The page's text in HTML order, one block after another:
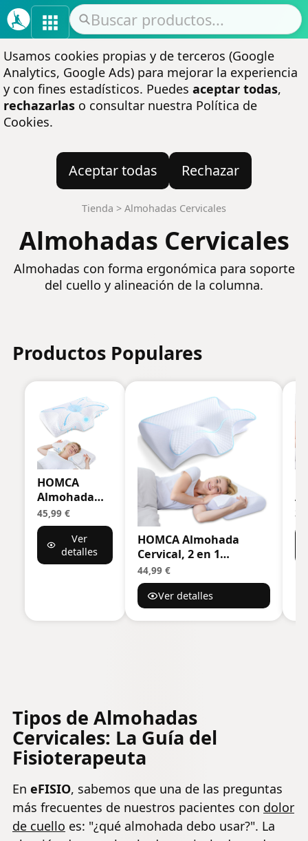
Usamos cookies propias y de terceros (Google
Analytics, Google Ads) para mejorar la experiencia
y con fines estadísticos. Puedes aceptar todas,
rechazarlaso consultar nuestra Política de
Cookies.
Aceptar todas Rechazar
Tienda > Almohadas Cervicales
Almohadas Cervicales
Almohadas con forma ergonómica para soporte
del cuello y alineación de la columna.
Productos Populares
HOMCA
Almohada
Cervical de
Espuma
Viscoelastica,
Almohada
Ortopedica
45,99 €
Ver
detalles
HOMCA Almohada
Cervical, 2 en 1
Almohada Ergonómico
Espuma de Memoria
Almohada para Soporte
de
Cabeza/Cuello/Hombro,
44,99 €
Ver detalles
Tipos de Almohadas
Cervicales: La Guía del
Fisioterapeuta
En eFISIO, sabemos que una de las preguntas
más frecuentes de nuestros pacientes con dolor
de cuello es: "¿qué almohada debo usar?". La